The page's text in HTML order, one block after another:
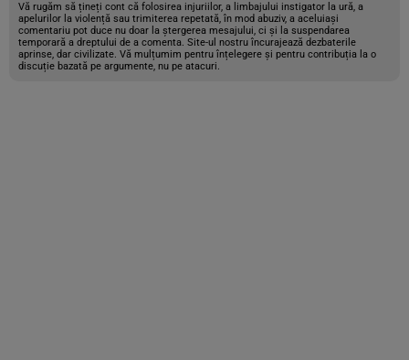
Vă rugăm să țineți cont că folosirea injuriilor, a limbajului instigator la ură, a
apelurilor la violență sau trimiterea repetată, în mod abuziv, a aceluiași
comentariu pot duce nu doar la ștergerea mesajului, ci și la suspendarea
temporară a dreptului de a comenta. Site-ul nostru încurajează dezbaterile
aprinse, dar civilizate. Vă mulțumim pentru înțelegere și pentru contribuția la o
discuție bazată pe argumente, nu pe atacuri.